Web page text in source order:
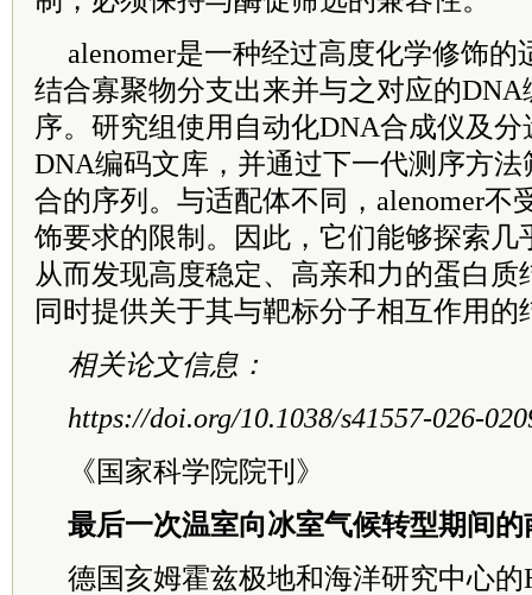
alenomer是一种经过高度化学修饰
结合寡聚物分支出来并与之对应的
序。研究组使用自动化DNA合成仪及
DNA编码文库，并通过下一代测序方
合的序列。与适配体不同，alenomer不
饰要求的限制。因此，它们能够探索几
从而发现高度稳定、高亲和力的蛋白质
同时提供关于其与靶标分子相互作用的
相关论文信息：
https://doi.org/10.1038/s41557-026-
《国家科学院院刊》
最后一次温室向冰室气候转型期间
德国亥姆霍兹极地和海洋研究中心的